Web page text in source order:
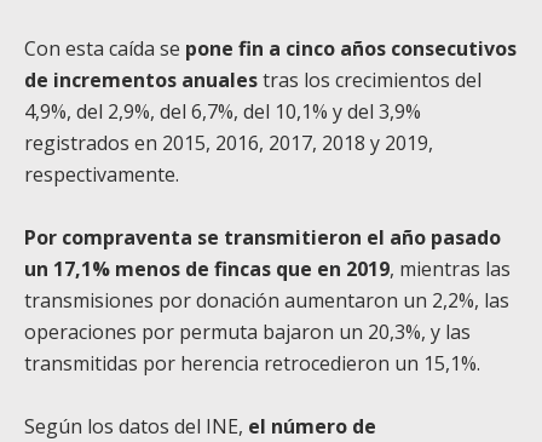
Con esta caída se pone fin a cinco años consecutivos
de incrementos anualestras los crecimientos del
4,9%, del 2,9%, del 6,7%, del 10,1% y del 3,9%
registrados en 2015, 2016, 2017, 2018 y 2019,
respectivamente.
Por compraventa se transmitieron el año pasado
un 17,1% menos de fincas que en 2019, mientras las
transmisiones por donación aumentaron un 2,2%, las
operaciones por permuta bajaron un 20,3%, y las
transmitidas por herencia retrocedieron un 15,1%.
Según los datos del INE, el número de